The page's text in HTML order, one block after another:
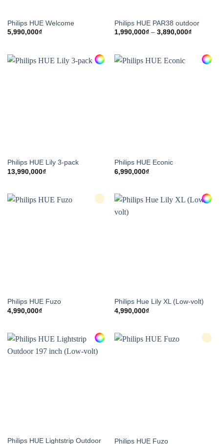
Philips HUE Welcome
5,990,000₫
Philips HUE PAR38 outdoor
1,990,000₫ – 3,890,000₫Khoảng
đến
Philips HUE Lily 3-pack
13,990,000₫
Philips HUE Econic
6,990,000₫
Philips HUE Fuzo
4,990,000₫
Philips Hue Lily XL (Low-volt)
4,990,000₫
Philips HUE Lightstrip Outdoor
Philips HUE Fuzo